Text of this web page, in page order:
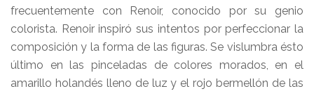
frecuentemente con Renoir, conocido por su genio
colorista. Renoir inspiró sus intentos por perfeccionar la
composición y la forma de las figuras. Se vislumbra ésto
último en las pinceladas de colores morados, en el
amarillo holandés lleno de luz y el rojo bermellón de las